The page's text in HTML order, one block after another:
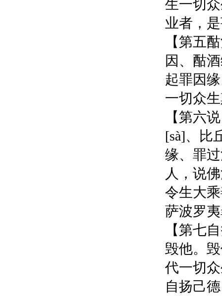
生一切
业者，
【第五
因、酤
起罪因
一切众
【第六
[sà]、比
缘、罪
人，说
令生大
萨波罗
【第七
毁他。
代一切
自扬己